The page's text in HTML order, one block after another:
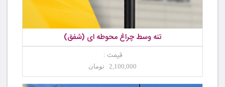
تنه وسط چراغ محوطه ای (شفق)
قیمت :
2,100,000 تومان